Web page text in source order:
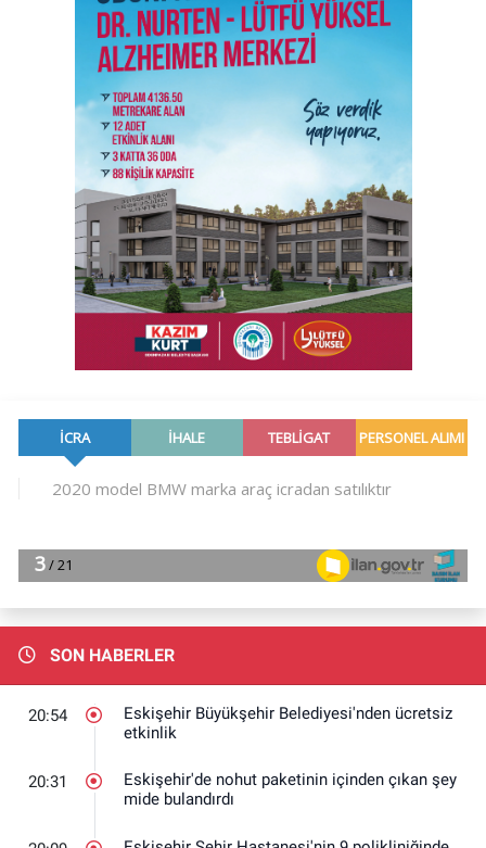
SON HABERLER
20:54
Eskişehir Büyükşehir Belediyesi'nden ücretsiz
etkinlik
20:31
Eskişehir'de nohut paketinin içinden çıkan şey
mide bulandırdı